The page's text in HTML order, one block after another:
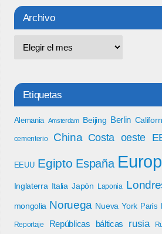
Archivo
Etiquetas
Alemania Amsterdam Beijing Berlin
cementerio China Costa oeste
EEUU Egipto España
Inglaterra Italia Japón Laponia
mongolia Noruega Nueva York París
Reportaje Repúblicas bálticas rusia